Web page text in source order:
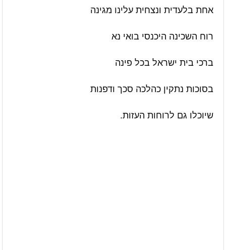
אחת בלעדית ונצחית עלינו מגינה
רוח השכינה היכנסי בואי נא
ברכי בית ישראל בכל פינה
בסוכות נתקין כהלכה סכך ודפנות
שיוכלו גם לרוחות העזות.